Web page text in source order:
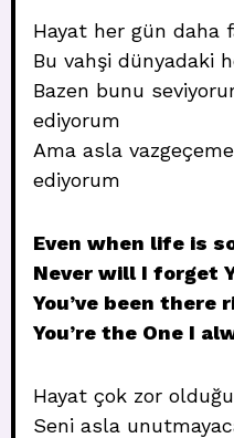
Hayat her gün daha
Bu vahşi dünyadaki
Bazen bunu
ediyorum
Ama asla
ediyorum
Even when life is
Never will I forget
You’ve been
You’re the One I
Hayat çok zor
Seni asla